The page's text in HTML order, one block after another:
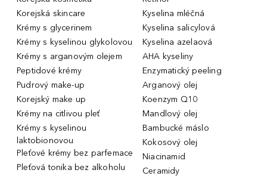
Korejská skincare
Krémy s glycerinem
Krémy s kyselinou glykolovou
Krémy s arganovým olejem
Peptidové krémy
Pudrový make-up
Korejský make up
Krémy na citlivou pleť
Krémy s kyselinou
laktobionovou
Pleťové krémy bez parfemace
Pleťová tonika bez alkoholu
Kyselina mléčná
Kyselina salicylová
Kyselina azelaová
AHA kyseliny
Enzymatický peeling
Arganový olej
Koenzym Q10
Mandlový olej
Bambucké máslo
Kokosový olej
Niacinamid
Ceramidy